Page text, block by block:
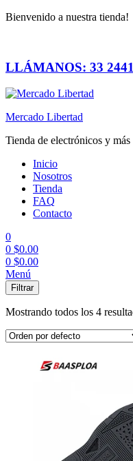
Bienvenido a nuestra tienda!
LLÁMANOS: 33
Mercado Libertad
Tienda de electrónicos y más
Inicio
Nosotros
Tienda
FAQ
Contacto
0
0 $0.00
0 $0.00
Menú
Filtrar
Mostrando todos los 4